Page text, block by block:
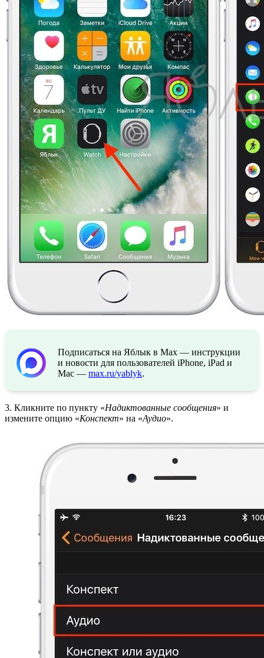
Подписаться на Яблык в Max — инструкции
и новости для пользователей iPhone, iPad и
Mac — max.ru/yablyk.
3. Кликните по пункту «Надиктованные сообщения» и
измените опцию «Конспект» на «Аудио».